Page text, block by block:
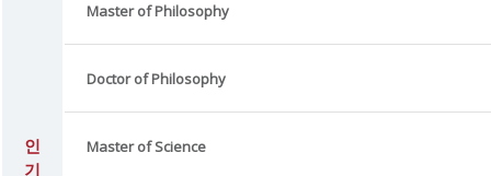
인
기
Master of Philosophy
Doctor of Philosophy
Master of Science